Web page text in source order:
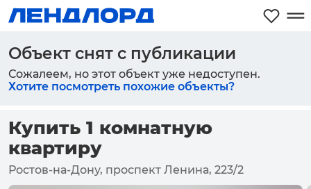
Объект снят с публикации
Сожалеем, но этот объект уже недоступен.
Хотите посмотреть похожие объекты?
Купить 1 комнатную
квартиру
Ростов-на-Дону, проспект Ленина, 223/2